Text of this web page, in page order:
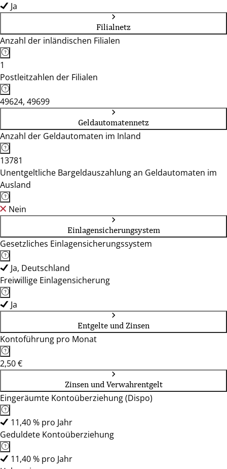
Ja
Filialnetz
Anzahl der inländischen Filialen
1
Postleitzahlen der Filialen
49624, 49699
Geldautomatennetz
Anzahl der Geldautomaten im Inland
13781
Unentgeltliche Bargeldauszahlung an Geldautomaten im
Ausland
Nein
Einlagensicherungsystem
Gesetzliches Einlagensicherungssystem
Ja, Deutschland
Freiwillige Einlagensicherung
Ja
Entgelte und Zinsen
Kontoführung pro Monat
2,50 €
Zinsen und Verwahrentgelt
Eingeräumte Kontoüberziehung (Dispo)
11,40 % pro Jahr
Geduldete Kontoüberziehung
11,40 % pro Jahr